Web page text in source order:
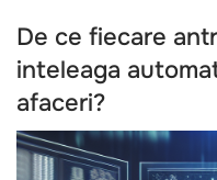
De ce fiecare
inteleaga
afaceri?